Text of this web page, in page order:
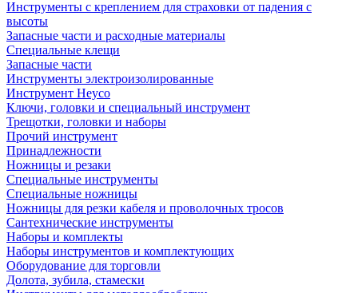
Инструменты с креплением для страховки от падения с
высоты
Запасные части и расходные материалы
Специальные клещи
Запасные части
Инструменты электроизолированные
Инструмент Heyco
Ключи, головки и специальный инструмент
Трещотки, головки и наборы
Прочий инструмент
Принадлежности
Ножницы и резаки
Специальные инструменты
Специальные ножницы
Ножницы для резки кабеля и проволочных тросов
Сантехнические инструменты
Наборы и комплекты
Наборы инструментов и комплектующих
Оборудование для торговли
Долота, зубила, стамески